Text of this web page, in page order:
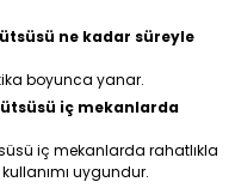
ne kadar süreyle
boyunca yanar.
iç mekanlarda
iç mekanlarda rahatlıkla
uygundur.